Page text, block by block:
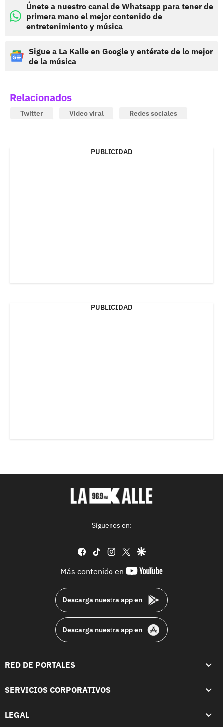
Únete a nuestro canal de Whatsapp para tener de
primera mano el mejor contenido de
entretenimiento y música
Sigue a La Kalle en Google y entérate de lo mejor
de la música
Relacionados
Twitter Video viral Redes sociales
PUBLICIDAD
PUBLICIDAD
Síguenos en:
facebook
tiktok instagram
twittergoogle
Más contenido en
youtube-
Descarga nuestra app en
Descarga nuestra app en
RED DE PORTALES
SERVICIOS CORPORATIVOS
LEGAL